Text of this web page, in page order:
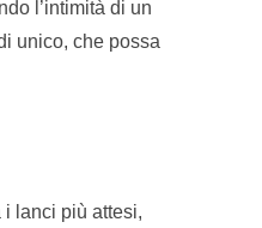
l’intimità di un
unico, che possa
i lanci più attesi,